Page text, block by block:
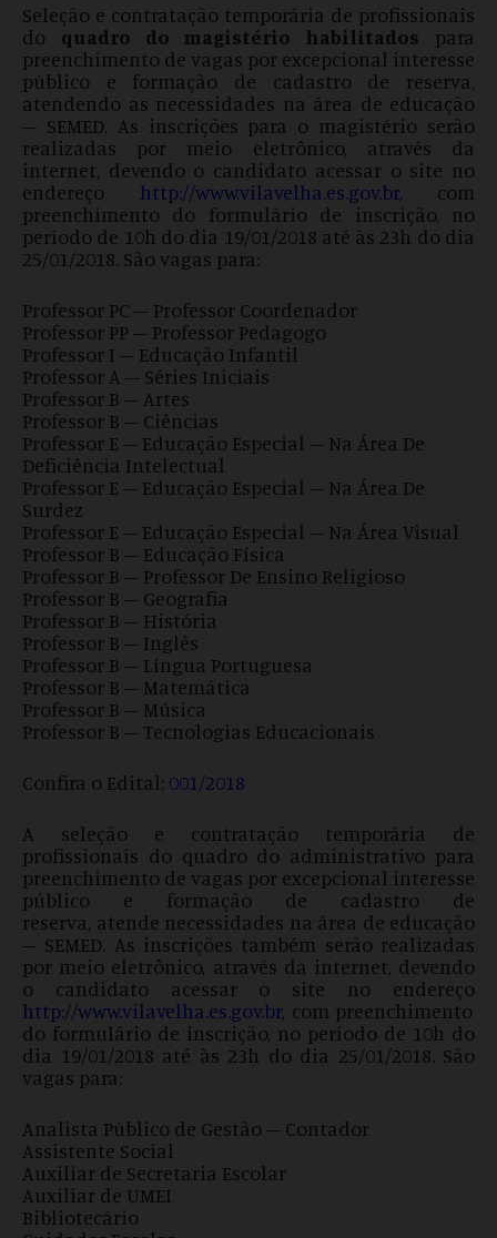
Seleção e contratação temporária de profissionais
do quadro do magistério habilitados para
preenchimento de vagas por excepcional interesse
público e formação de cadastro de reserva,
atendendo as necessidades na área de educação
– SEMED. As inscrições para o magistério serão
realizadas por meio eletrônico, através da
internet, devendo o candidato acessar o site no
endereço
http://www.vilavelha.es.gov.br, com
preenchimento do formulário de inscrição, no
período de 10h do dia 19/01/2018 até às 23h do dia
25/01/2018. São vagas para:
Professor PC – Professor Coordenador
Professor PP – Professor Pedagogo
Professor I – Educação Infantil
Professor A – Séries Iniciais
Professor B – Artes
Professor B – Ciências
Professor E – Educação Especial – Na Área De
Deficiência Intelectual
Professor E – Educação Especial – Na Área De
Surdez
Professor E – Educação Especial – Na Área Visual
Professor B – Educação Física
Professor B – Professor De Ensino Religioso
Professor B – Geografia
Professor B – História
Professor B – Inglês
Professor B – Língua Portuguesa
Professor B – Matemática
Professor B – Música
Professor B – Tecnologias Educacionais
Confira o Edital: 001/2018
A seleção e contratação temporária de
profissionais do quadro do administrativo para
preenchimento de vagas por excepcional interesse
público e formação de cadastro de
reserva, atende necessidades na área de educação
– SEMED. As inscrições também serão realizadas
por meio eletrônico, através da internet, devendo
o candidato acessar o site no endereço
http://www.vilavelha.es.gov.br, com preenchimento
do formulário de inscrição, no período de 10h do
dia 19/01/2018 até às 23h do dia 25/01/2018. São
vagas para:
Analista Público de Gestão – Contador
Assistente Social
Auxiliar de Secretaria Escolar
Auxiliar de UMEI
Bibliotecário